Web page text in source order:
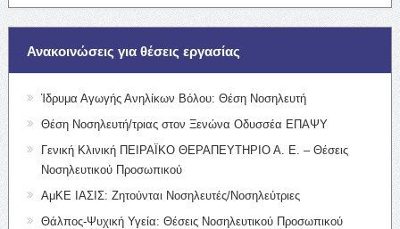
Ανακοινώσεις για θέσεις εργασίας
Ίδρυμα Αγωγής Ανηλίκων Βόλου: Θέση Νοσηλευτή
Θέση Νοσηλευτή/τριας στον Ξενώνα Οδυσσέα ΕΠΑΨΥ
Γενική Κλινική ΠΕΙΡΑΪΚΟ ΘΕΡΑΠΕΥΤΗΡΙΟ Α. Ε. – Θέσεις
Νοσηλευτικού Προσωπικού
ΑμΚΕ ΙΑΣΙΣ: Ζητούνται Νοσηλευτές/Νοσηλεύτριες
Θάλπος-Ψυχική Υγεία: Θέσεις Νοσηλευτικού Προσωπικού